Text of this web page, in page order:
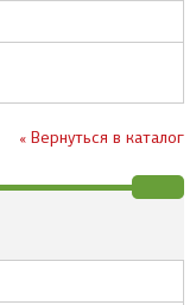
« Вернуться в каталог